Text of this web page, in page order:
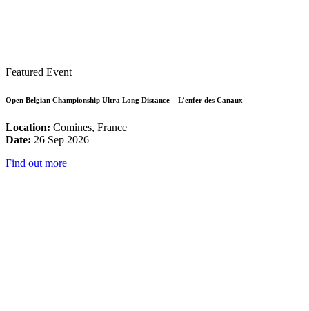
Featured Event
Open Belgian Championship Ultra Long Distance – L’enfer des Canaux
Location: Comines, France
Date: 26 Sep 2026
Find out more